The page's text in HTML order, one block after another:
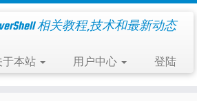
相关教程,技术和最新动态
于本站 用户中心 登陆